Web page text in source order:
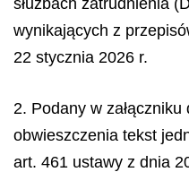
służbach zatrudnienia
wynikających z
22 stycznia 2026 r.
2. Podany w
obwieszczenia tekst
art. 461 ustawy z dnia